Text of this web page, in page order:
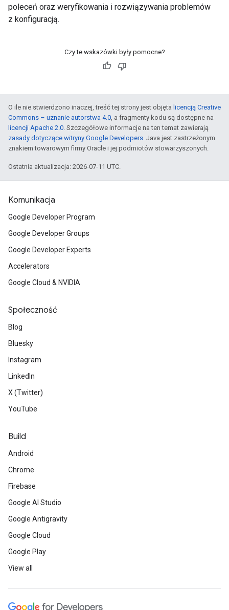
poleceń oraz weryfikowania i rozwiązywania problemów
z konfiguracją.
Czy te wskazówki były pomocne?
O ile nie stwierdzono inaczej, treść tej strony jest objęta licencją Creative
Commons – uznanie autorstwa 4.0, a fragmenty kodu są dostępne na
licencji Apache 2.0. Szczegółowe informacje na ten temat zawierają
zasady dotyczące witryny Google Developers. Java jest zastrzeżonym
znakiem towarowym firmy Oracle i jej podmiotów stowarzyszonych.
Ostatnia aktualizacja: 2026-07-11 UTC.
Komunikacja
Google Developer Program
Google Developer Groups
Google Developer Experts
Accelerators
Google Cloud & NVIDIA
Społeczność
Blog
Bluesky
Instagram
LinkedIn
X (Twitter)
YouTube
Build
Android
Chrome
Firebase
Google AI Studio
Google Antigravity
Google Cloud
Google Play
View all